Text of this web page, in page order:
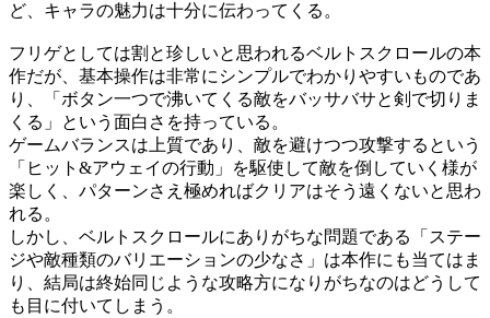
ど、キャラの魅力は十分に伝わってくる。
フリゲとしては割と珍しいと思われるベルトスクロールの本
作だが、基本操作は非常にシンプルでわかりやすいものであ
り、「ボタン一つで沸いてくる敵をバッサバサと剣で切りま
くる」という面白さを持っている。
ゲームバランスは上質であり、敵を避けつつ攻撃するという
「ヒット&アウェイの行動」を駆使して敵を倒していく様が
楽しく、パターンさえ極めればクリアはそう遠くないと思わ
れる。
しかし、ベルトスクロールにありがちな問題である「ステー
ジや敵種類のバリエーションの少なさ」は本作にも当てはま
り、結局は終始同じような攻略方になりがちなのはどうして
も目に付いてしまう。